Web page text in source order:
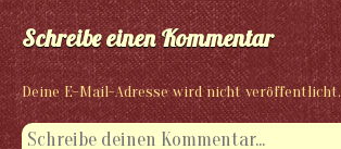
Schreibe einen Kommentar
Deine E-Mail-Adresse wird nicht veröffentlicht.